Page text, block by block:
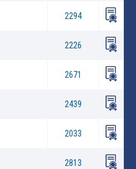
2294
2226
2671
2439
2033
2813